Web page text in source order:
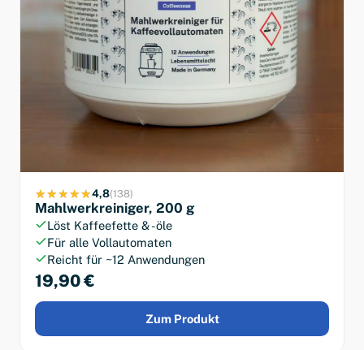
4,8(138)
Mahlwerkreiniger, 200 g
Löst Kaffeefette & -öle
Für alle Vollautomaten
Reicht für ~12 Anwendungen
19,90 €
Zum Produkt